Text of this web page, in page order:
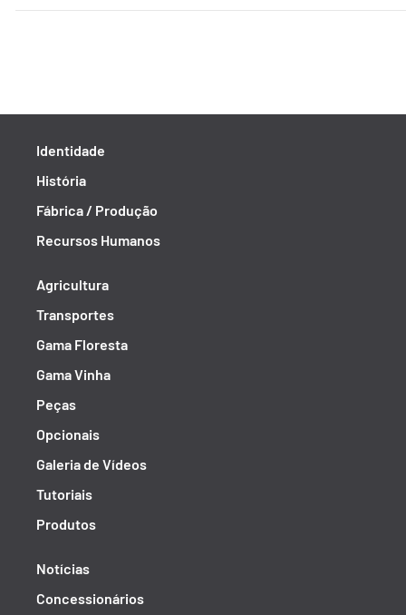
Identidade
História
Fábrica / Produção
Recursos Humanos
Agricultura
Transportes
Gama Floresta
Gama Vinha
Peças
Opcionais
Galeria de Vídeos
Tutoriais
Produtos
Notícias
Concessionários